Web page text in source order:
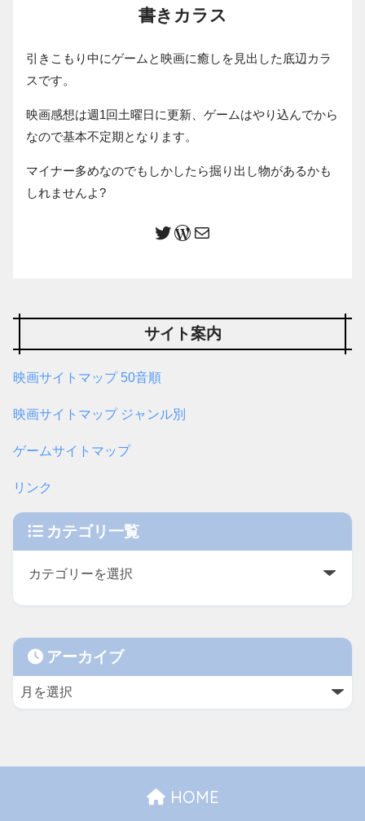
書きカラス
引きこもり中にゲームと映画に癒しを見出した底辺カラ
スです。
映画感想は週1回土曜日に更新、ゲームはやり込んでから
なので基本不定期となります。
マイナー多めなのでもしかしたら掘り出し物があるかも
しれませんよ?
サイト案内
映画サイトマップ 50音順
映画サイトマップ ジャンル別
ゲームサイトマップ
リンク
カテゴリ一覧
アーカイブ
HOME